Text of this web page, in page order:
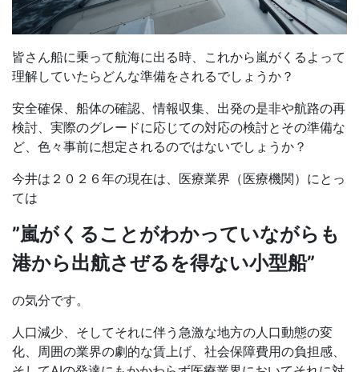
皆さん船に乗って航海に出る時、これから嵐がくるよって
理解していたらどんな準備をされるでしょうか？
安全確保、船体の確認、情報収集、出発の是非や航路の再
検討、実際のグレードに応じての対応の検討とその準備な
ど、色々事前に想定されるのではないでしょうか？
今井は２０２６年の現在は、医療業界（医療機関）にとっ
ては
”嵐がくることがわかっていながらも
港から出航さぜるを得ない小型船”
の気分です。
人口減少、そしてそれに伴う急激な地方の人口動態の変
化、周囲の業界の劇的な賃上げ、社会保障費用の負担感、